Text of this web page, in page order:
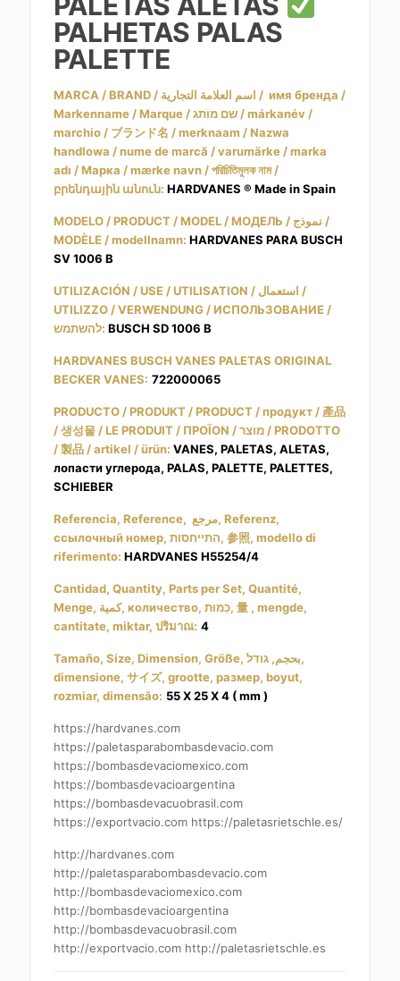
PALHETAS PALAS
PALETTE
MARCA / BRAND / اسم العلامة التجارية / имя бренда /
Markenname / Marque / שם מותג / márkanév /
marchio / ブランド名 / merknaam / Nazwa
handlowa / nume de marcă / varumärke / marka
adı / Марка / mærke navn / পরিচিতিমুলক নাম /
բրենդային անուն: HARDVANES ® Made in Spain
MODELO / PRODUCT / MODEL / МОДЕЛЬ / نموذج /
MODÈLE / modellnamn: HARDVANES PARA BUSCH
SV 1006 B
UTILIZACIÓN / USE / UTILISATION / استعمال /
UTILIZZO / VERWENDUNG / ИСПОЛЬЗОВАНИЕ /
להשתמש: BUSCH SD 1006 B
HARDVANES BUSCH VANES PALETAS ORIGINAL
BECKER VANES: 722000065
PRODUCTO / PRODUKT / PRODUCT / продукт / 產品
/ 생성물 / LE PRODUIT / ΠΡΟΪΟΝ / מוצר / PRODOTTO
/ 製品 / artikel / ürün: VANES, PALETAS, ALETAS,
лопасти углерода, PALAS, PALETTE, PALETTES,
SCHIEBER
Referencia, Reference, مرجع, Referenz,
ссылочный номер, התייחסות, 参照, modello di
riferimento: HARDVANES H55254/4
Cantidad, Quantity, Parts per Set, Quantité,
Menge, كمية, количество, כַּמוּת, 量 , mengde,
cantitate, miktar, ปริมาณ: 4
Tamaño, Size, Dimension, Größe, بحجم, גודל,
dimensione, サイズ, grootte, размер, boyut,
rozmiar, dimensão: 55 X 25 X 4 ( mm )
https://hardvanes.com
https://paletasparabombasdevacio.com
https://bombasdevaciomexico.com
https://bombasdevacioargentina
https://bombasdevacuobrasil.com
https://exportvacio.com https://paletasrietschle.es/
http://hardvanes.com
http://paletasparabombasdevacio.com
http://bombasdevaciomexico.com
http://bombasdevacioargentina
http://bombasdevacuobrasil.com
http://exportvacio.com http://paletasrietschle.es